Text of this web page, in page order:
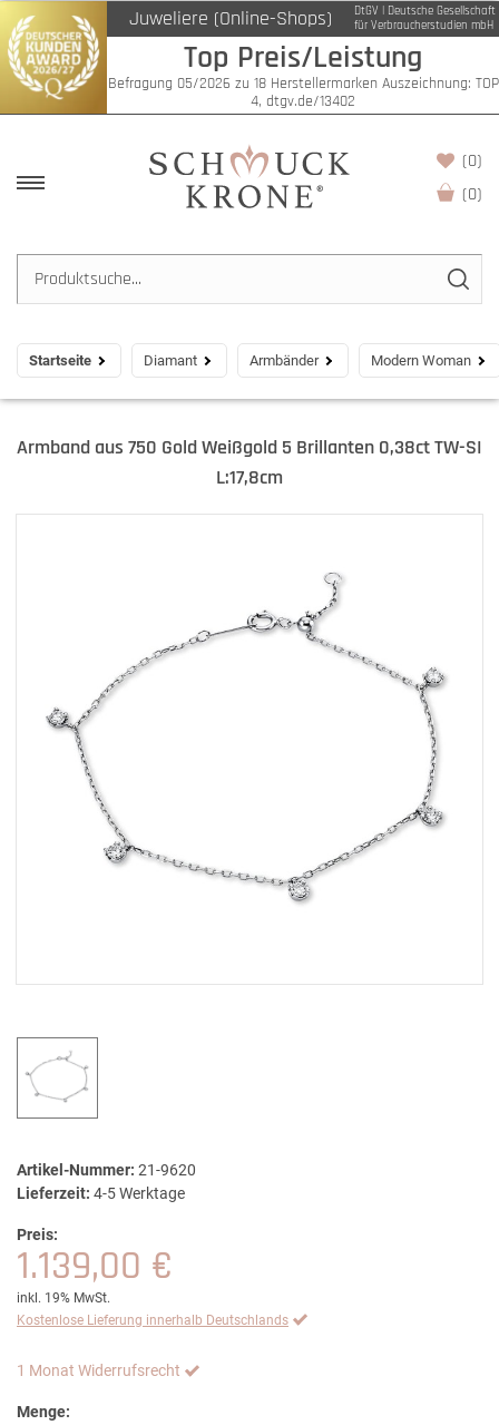
Juweliere (Online-Shops)
DtGV | Deutsche Gesellschaft
für Verbraucherstudien mbH
Top Preis/Leistung
Befragung 05/2026 zu 18 Herstellermarken Auszeichnung: TOP
4, dtgv.de/13402
(0)
(0)
Startseite Diamant Armbänder Modern Woman
Armband aus 750 Gold Weißgold 5 Brillanten 0,38ct TW-SI
L:17,8cm
Artikel-Nummer: 21-9620
Lieferzeit: 4-5 Werktage
Preis:
1.139,00 €
inkl. 19% MwSt.
Kostenlose Lieferung innerhalb Deutschlands
1 Monat Widerrufsrecht
Menge: